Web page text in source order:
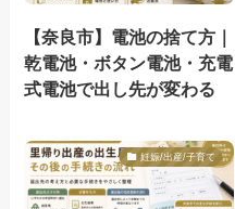
【奈良市】電池の捨て方｜
乾電池・ボタン電池・充電
式電池で出し先が変わる
妊娠/出産/子育て